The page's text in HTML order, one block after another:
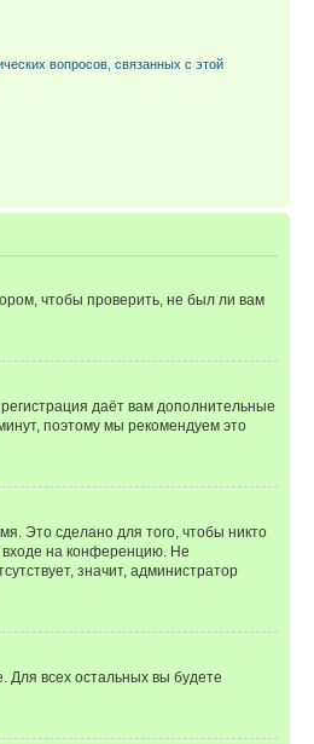
вопросов, связанных с этой
чтобы проверить, не был ли вам
даёт вам дополнительные
поэтому мы рекомендуем это
Это сделано для того, чтобы никто
входе на конференцию. Не
значит, администратор
Для всех остальных вы будете